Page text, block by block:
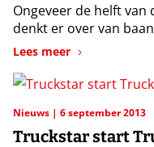
Ongeveer de helft
denkt er over van
Lees meer
Nieuws 6 september 2013
Truckstar start